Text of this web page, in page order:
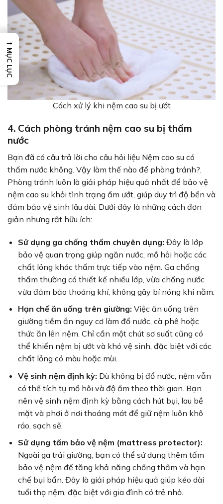
Cách xử lý khi nệm cao su bị ướt
4. Cách phòng tránh nệm cao su bị thấm
nước
Bạn đã có câu trả lời cho câu hỏi liệu Nệm cao su có
thấm nước không. Vậy làm thế nào để phòng tránh?.
Phòng tránh luôn là giải pháp hiệu quả nhất để bảo vệ
nệm cao su khỏi tình trạng ẩm ướt, giúp duy trì độ bền và
đảm bảo vệ sinh lâu dài. Dưới đây là những cách đơn
giản nhưng rất hữu ích:
Sử dụng ga chống thấm chuyên dụng: Đây là lớp
bảo vệ quan trọng giúp ngăn nước, mồ hôi hoặc các
chất lỏng khác thấm trực tiếp vào nệm. Ga chống
thấm thường có thiết kế nhiều lớp, vừa chống nước
vừa đảm bảo thoáng khí, không gây bí nóng khi nằm.
Hạn chế ăn uống trên giường: Việc ăn uống trên
giường tiềm ẩn nguy cơ làm đổ nước, cà phê hoặc
thức ăn lên nệm. Chỉ cần một chút sơ suất cũng có
thể khiến nệm bị ướt và khó vệ sinh, đặc biệt với các
chất lỏng có màu hoặc mùi.
Vệ sinh nệm định kỳ: Dù không bị đổ nước, nệm vẫn
có thể tích tụ mồ hôi và độ ẩm theo thời gian. Bạn
nên vệ sinh nệm định kỳ bằng cách hút bụi, lau bề
mặt và phơi ở nơi thoáng mát để giữ nệm luôn khô
ráo, sạch sẽ.
Sử dụng tấm bảo vệ nệm (mattress protector):
Ngoài ga trải giường, bạn có thể sử dụng thêm tấm
bảo vệ nệm để tăng khả năng chống thấm và hạn
chế bụi bẩn. Đây là giải pháp hiệu quả giúp kéo dài
tuổi thọ nệm, đặc biệt với gia đình có trẻ nhỏ.
→
MỤC LỤC